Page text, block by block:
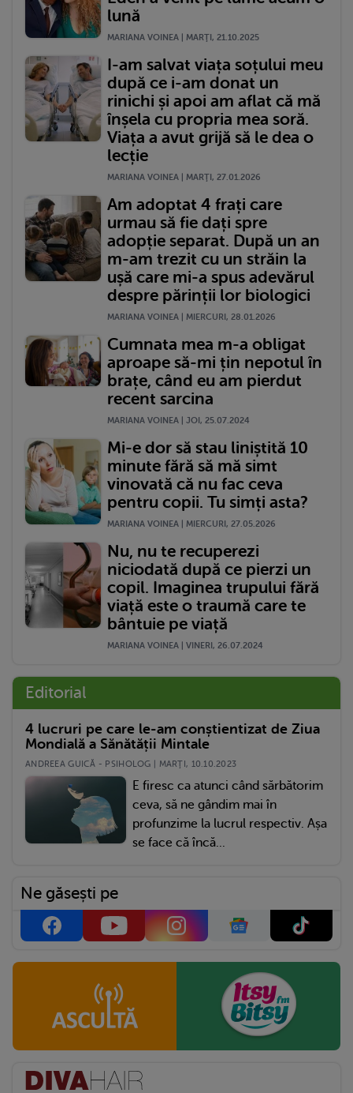
lună
MARIANA VOINEA | MARŢI, 21.10.2025
I-am salvat viața soțului meu
după ce i-am donat un
rinichi și apoi am aflat că mă
înșela cu propria mea soră.
Viața a avut grijă să le dea o
lecție
MARIANA VOINEA | MARŢI, 27.01.2026
Am adoptat 4 frați care
urmau să fie dați spre
adopție separat. După un an
m-am trezit cu un străin la
ușă care mi-a spus adevărul
despre părinții lor biologici
MARIANA VOINEA | MIERCURI, 28.01.2026
Cumnata mea m-a obligat
aproape să-mi țin nepotul în
brațe, când eu am pierdut
recent sarcina
MARIANA VOINEA | JOI, 25.07.2024
Mi-e dor să stau liniștită 10
minute fără să mă simt
vinovată că nu fac ceva
pentru copii. Tu simți asta?
MARIANA VOINEA | MIERCURI, 27.05.2026
Nu, nu te recuperezi
niciodată după ce pierzi un
copil. Imaginea trupului fără
viață este o traumă care te
bântuie pe viață
MARIANA VOINEA | VINERI, 26.07.2024
Editorial
4 lucruri pe care le-am conștientizat de Ziua
Mondială a Sănătății Mintale
ANDREEA GUICĂ - PSIHOLOG | MARŢI, 10.10.2023
E firesc ca atunci când sărbătorim
ceva, să ne gândim mai în
profunzime la lucrul respectiv. Așa
se face că încă...
Ne găsești pe